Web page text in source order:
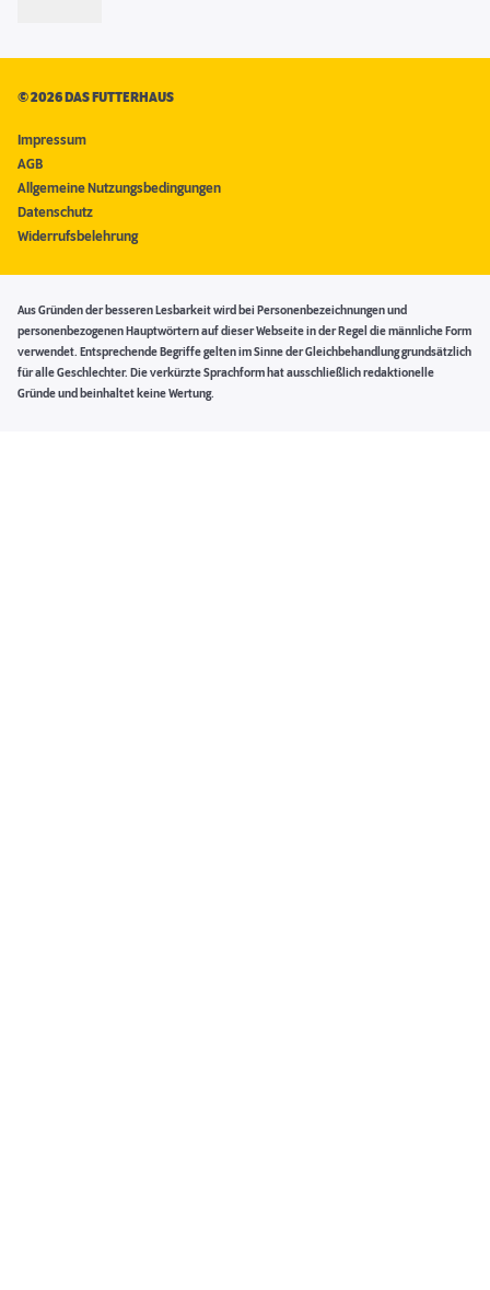
©2026 DAS FUTTERHAUS
Impressum
AGB
Allgemeine Nutzungsbedingungen
Datenschutz
Widerrufsbelehrung
Aus Gründen der besseren Lesbarkeit wird bei Personenbezeichnungen und
personenbezogenen Hauptwörtern auf dieser Webseite in der Regel die männliche Form
verwendet. Entsprechende Begriffe gelten im Sinne der Gleichbehandlung grundsätzlich
für alle Geschlechter. Die verkürzte Sprachform hat ausschließlich redaktionelle
Gründe und beinhaltet keine Wertung.